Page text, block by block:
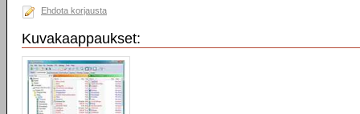
Ehdota korjausta
Kuvakaappaukset: